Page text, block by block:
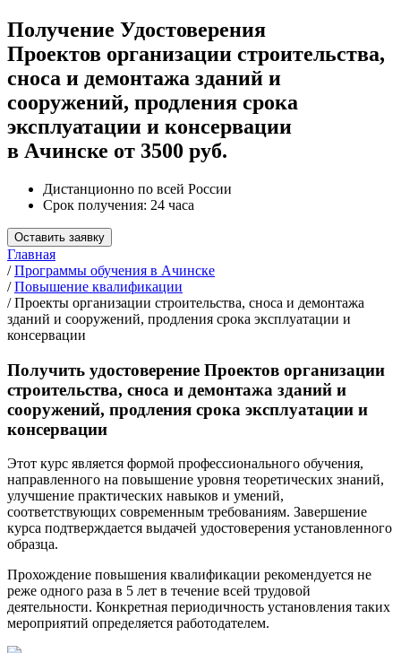
Получение Удостоверения
Проектов организации строительства,
сноса и демонтажа зданий и
сооружений, продления срока
эксплуатации и консервации
в Ачинске от 3500 руб.
Дистанционно по всей России
Срок получения: 24 часа
Оставить заявку
Главная
/Программы обучения в Ачинске
/Повышение квалификации
/Проекты организации строительства, сноса и демонтажа
зданий и сооружений, продления срока эксплуатации и
консервации
Получить удостоверение Проектов организации
строительства, сноса и демонтажа зданий и
сооружений, продления срока эксплуатации и
консервации
Этот курс является формой профессионального обучения,
направленного на повышение уровня теоретических знаний,
улучшение практических навыков и умений,
соответствующих современным требованиям. Завершение
курса подтверждается выдачей удостоверения установленного
образца.
Прохождение повышения квалификации рекомендуется не
реже одного раза в 5 лет в течение всей трудовой
деятельности. Конкретная периодичность установления таких
мероприятий определяется работодателем.